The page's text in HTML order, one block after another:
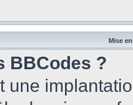
Mise
BBCodes ?
une